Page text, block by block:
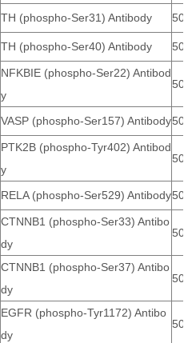
TH (phospho-Ser31) Antibody 50
TH (phospho-Ser40) Antibody 50
NFKBIE (phospho-Ser22) Antibod
y
50
VASP (phospho-Ser157) Antibody50
PTK2B (phospho-Tyr402) Antibod
y
50
RELA (phospho-Ser529) Antibody50
CTNNB1 (phospho-Ser33) Antibo
dy
50
CTNNB1 (phospho-Ser37) Antibo
dy
50
EGFR (phospho-Tyr1172) Antibo
dy
50